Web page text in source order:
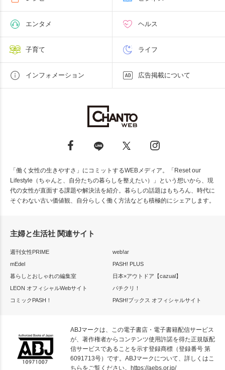
エンタメ ヘルス
子育て ライフ
インフォメーション 広告掲載について
「働く女性の生きやすさ」にコミットするWEBメディア。「Reset our
Lifestyle（ちゃんと、自分たちの暮らしを整えたい）」という想いから、現
代の女性が直面する課題や解決法を紹介。暮らしの話題はもちろん、時代に
そぐわない古い価値観、自分らしく働く方法なども積極的にシェアします。
主婦と生活社 関連サイト
週刊女性PRIME
web!ar
mEdel
PASH! PLUS
暮らしとおしゃれの編集室
日本×アウトドア【cazual】
LEON オフィシャルWebサイト
パチクリ！
コミックPASH！
PASH!ブックス オフィシャルサイト
ABJマークは、この電子書店・電子書籍配信サービス
が、著作権者からコンテンツ使用許諾を得た正規版配
信サービスであることを示す登録商標（登録番号 第
6091713号）です。ABJマークについて、詳しくはこ
ちらをご覧ください。
https://aebs.or.jp/